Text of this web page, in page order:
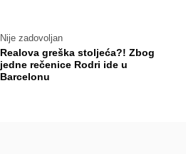
Nije zadovoljan
Realova greška stoljeća?! Zbog
jedne rečenice Rodri ide u
Barcelonu